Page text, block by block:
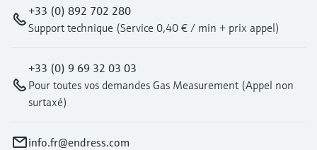
+33 (0) 892 702 280
Support technique (Service 0,40 € / min + prix appel)
+33 (0) 9 69 32 03 03
Pour toutes vos demandes Gas Measurement (Appel non
surtaxé)
info.fr@endress.com